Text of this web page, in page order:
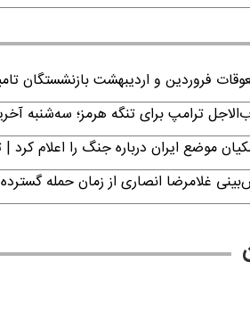
فروردین و اردیبهشت
ترامپ برای تنگه هرمز؛ سه‌شنبه
موضع ایران درباره جنگ را اعلام
غلامرضا انصاری از زمان حمله گسترده